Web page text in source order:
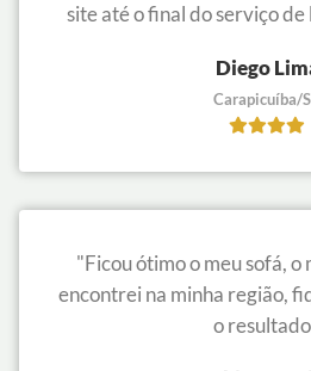
site até o final do serviço
Diego
Carapicuíba/
"Ficou ótimo o meu sofá,
encontrei na minha região,
o